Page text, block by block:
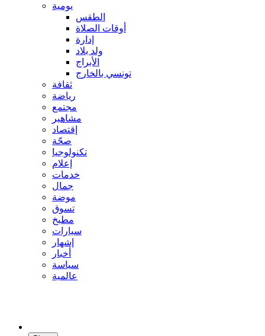
يومية
الطقس
أوقات الصلاة
إدارة
ولد بلاد
الأبراج
تونسي بالخارج
ثقافة
رياضة
مجتمع
مشاهير
إقتصاد
صحّة
تكنولوجيا
إعلام
خدمات
جمال
موضة
تسوق
مطبخ
سيارات
إشهار
أخبار
سياسة
عالمية